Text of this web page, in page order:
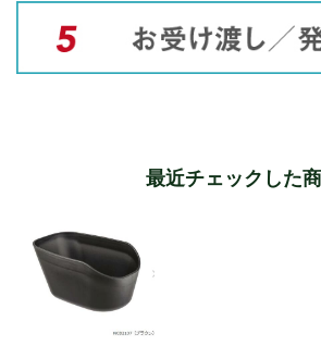
最近チェックした